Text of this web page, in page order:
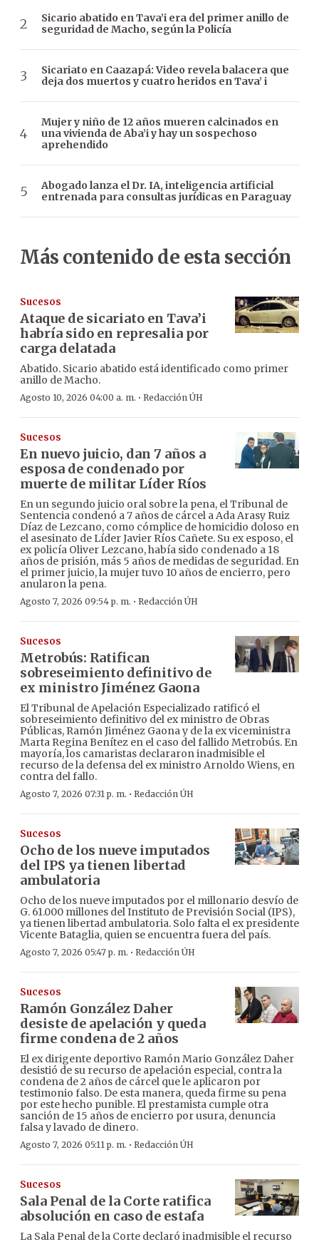
Sicario abatido en Tava’i era del primer anillo de
seguridad de Macho, según la Policía
Sicariato en Caazapá: Video revela balacera que
deja dos muertos y cuatro heridos en Tava’ i
Mujer y niño de 12 años mueren calcinados en
una vivienda de Aba’i y hay un sospechoso
aprehendido
Abogado lanza el Dr. IA, inteligencia artificial
entrenada para consultas jurídicas en Paraguay
Más contenido de esta sección
Sucesos
Ataque de sicariato en Tava’i
habría sido en represalia por
carga delatada
Abatido. Sicario abatido está identificado como primer
anillo de Macho.
Agosto 10, 2026 04:00 a. m. · Redacción ÚH
Sucesos
En nuevo juicio, dan 7 años a
esposa de condenado por
muerte de militar Líder Ríos
En un segundo juicio oral sobre la pena, el Tribunal de
Sentencia condenó a 7 años de cárcel a Ada Arasy Ruiz
Díaz de Lezcano, como cómplice de homicidio doloso en
el asesinato de Líder Javier Ríos Cañete. Su ex esposo, el
ex policía Oliver Lezcano, había sido condenado a 18
años de prisión, más 5 años de medidas de seguridad. En
el primer juicio, la mujer tuvo 10 años de encierro, pero
anularon la pena.
Agosto 7, 2026 09:54 p. m. · Redacción ÚH
Sucesos
Metrobús: Ratifican
sobreseimiento definitivo de
ex ministro Jiménez Gaona
El Tribunal de Apelación Especializado ratificó el
sobreseimiento definitivo del ex ministro de Obras
Públicas, Ramón Jiménez Gaona y de la ex viceministra
Marta Regina Benítez en el caso del fallido Metrobús. En
mayoría, los camaristas declararon inadmisible el
recurso de la defensa del ex ministro Arnoldo Wiens, en
contra del fallo.
Agosto 7, 2026 07:31 p. m. · Redacción ÚH
Sucesos
Ocho de los nueve imputados
del IPS ya tienen libertad
ambulatoria
Ocho de los nueve imputados por el millonario desvío de
G. 61.000 millones del Instituto de Previsión Social (IPS),
ya tienen libertad ambulatoria. Solo falta el ex presidente
Vicente Bataglia, quien se encuentra fuera del país.
Agosto 7, 2026 05:47 p. m. · Redacción ÚH
Sucesos
Ramón González Daher
desiste de apelación y queda
firme condena de 2 años
El ex dirigente deportivo Ramón Mario González Daher
desistió de su recurso de apelación especial, contra la
condena de 2 años de cárcel que le aplicaron por
testimonio falso. De esta manera, queda firme su pena
por este hecho punible. El prestamista cumple otra
sanción de 15 años de encierro por usura, denuncia
falsa y lavado de dinero.
Agosto 7, 2026 05:11 p. m. · Redacción ÚH
Sucesos
Sala Penal de la Corte ratifica
absolución en caso de estafa
La Sala Penal de la Corte declaró inadmisible el recurso